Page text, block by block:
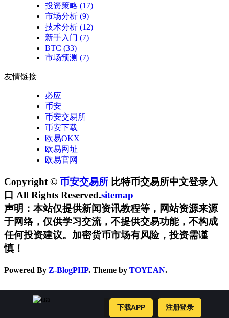
投资策略 (17)
市场分析 (9)
技术分析 (12)
新手入门 (7)
BTC (33)
市场预测 (7)
友情链接
必应
币安
币安交易所
币安下载
欧易OKX
欧易网址
欧易官网
Copyright © 币安交易所 比特币交易所中文登录入
口 All Rights Reserved.sitemap
声明：本站仅提供新闻资讯教程等，网站资源来源
于网络，仅供学习交流，不提供交易功能，不构成
任何投资建议。加密货币市场有风险，投资需谨
慎！
Powered By Z-BlogPHP. Theme by TOYEAN.
下载APP 注册登录